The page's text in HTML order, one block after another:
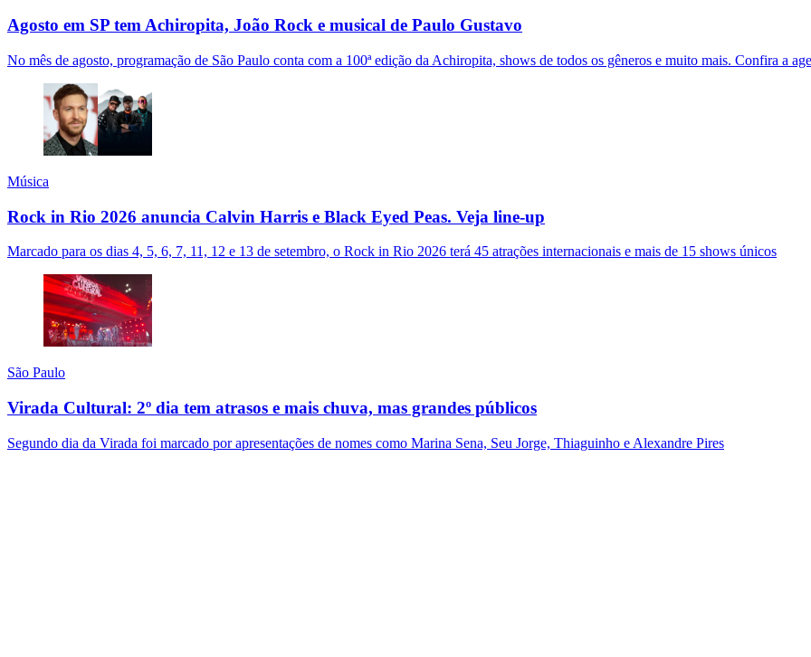
Agosto em SP tem Achiropita, João Rock e musical de Paulo Gustavo
No mês de agosto, programação de São Paulo conta com a 100ª edição da Achiropita, shows de todos os gêneros e muito mais. Confira a
Música
Rock in Rio 2026 anuncia Calvin Harris e Black Eyed Peas. Veja line-up
Marcado para os dias 4, 5, 6, 7, 11, 12 e 13 de setembro, o Rock in Rio 2026 terá 45 atrações internacionais e mais de 15 shows únicos
São Paulo
Virada Cultural: 2º dia tem atrasos e mais chuva, mas grandes públicos
Segundo dia da Virada foi marcado por apresentações de nomes como Marina Sena, Seu Jorge, Thiaguinho e Alexandre Pires